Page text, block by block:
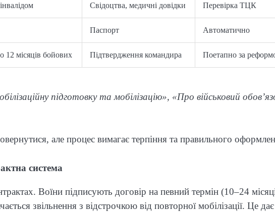
Свідоцтва, медичні довідки Перевірка ТЦК
Паспорт Автоматично
12 місяців бойових Підтвердження командира Поетапно за
підготовку та мобілізацію», «Про військовий
але процес вимагає терпіння та правильного
система
Воїни підписують договір на певний термін (10–24
звільнення з відстрочкою від повторної мобілізації. Це дає